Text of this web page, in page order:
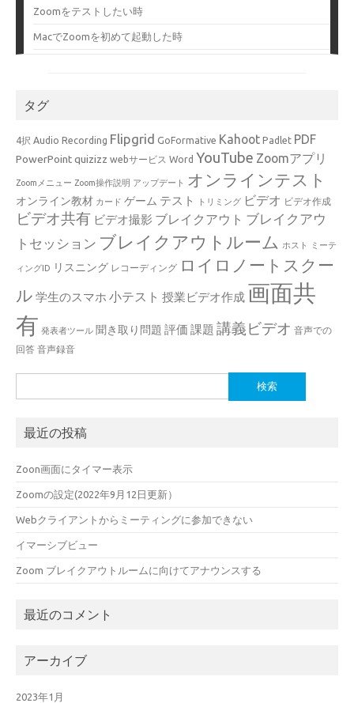
Zoomをテストしたい時
MacでZoomを初めて起動した時
タグ
4択 Audio Recording Flipgrid GoFormative Kahoot Padlet PDF
PowerPointquizizz webサービス Word YouTube Zoomアプリ
Zoomメニュー Zoom操作説明 アップデート オンラインテスト
オンライン教材 カード ゲーム テスト トリミング ビデオ ビデオ作成
ビデオ共有 ビデオ撮影 ブレイクアウト ブレイクアウ
トセッション ブレイクアウトルーム ホスト ミーテ
ィングID リスニング レコーディング ロイロノートスクー
ル 学生のスマホ 小テスト 授業ビデオ作成 画面共
有 発表者ツール 聞き取り問題 評価 課題 講義ビデオ 音声での
回答 音声録音
索:
最近の投稿
Zoon画面にタイマー表示
Zoomの設定(2022年9月12日更新）
Webクライアントからミーティングに参加できない
イマーシブビュー
Zoom ブレイクアウトルームに向けてアナウンスする
最近のコメント
アーカイブ
2023年1月